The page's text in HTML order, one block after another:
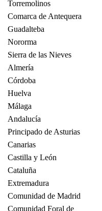
Torremolinos
Comarca de Antequera
Guadalteba
Nororma
Sierra de las Nieves
Almería
Córdoba
Huelva
Málaga
Andalucía
Principado de Asturias
Canarias
Castilla y León
Cataluña
Extremadura
Comunidad de Madrid
Comunidad Foral de